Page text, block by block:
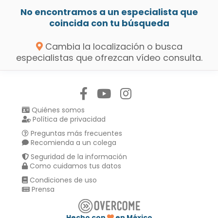
No encontramos a un especialista que
coincida con tu búsqueda
Cambia la localización o busca
especialistas que ofrezcan vídeo consulta.
Quiénes somos
Política de privacidad
Preguntas más frecuentes
Recomienda a un colega
Seguridad de la información
Como cuidamos tus datos
Condiciones de uso
Prensa